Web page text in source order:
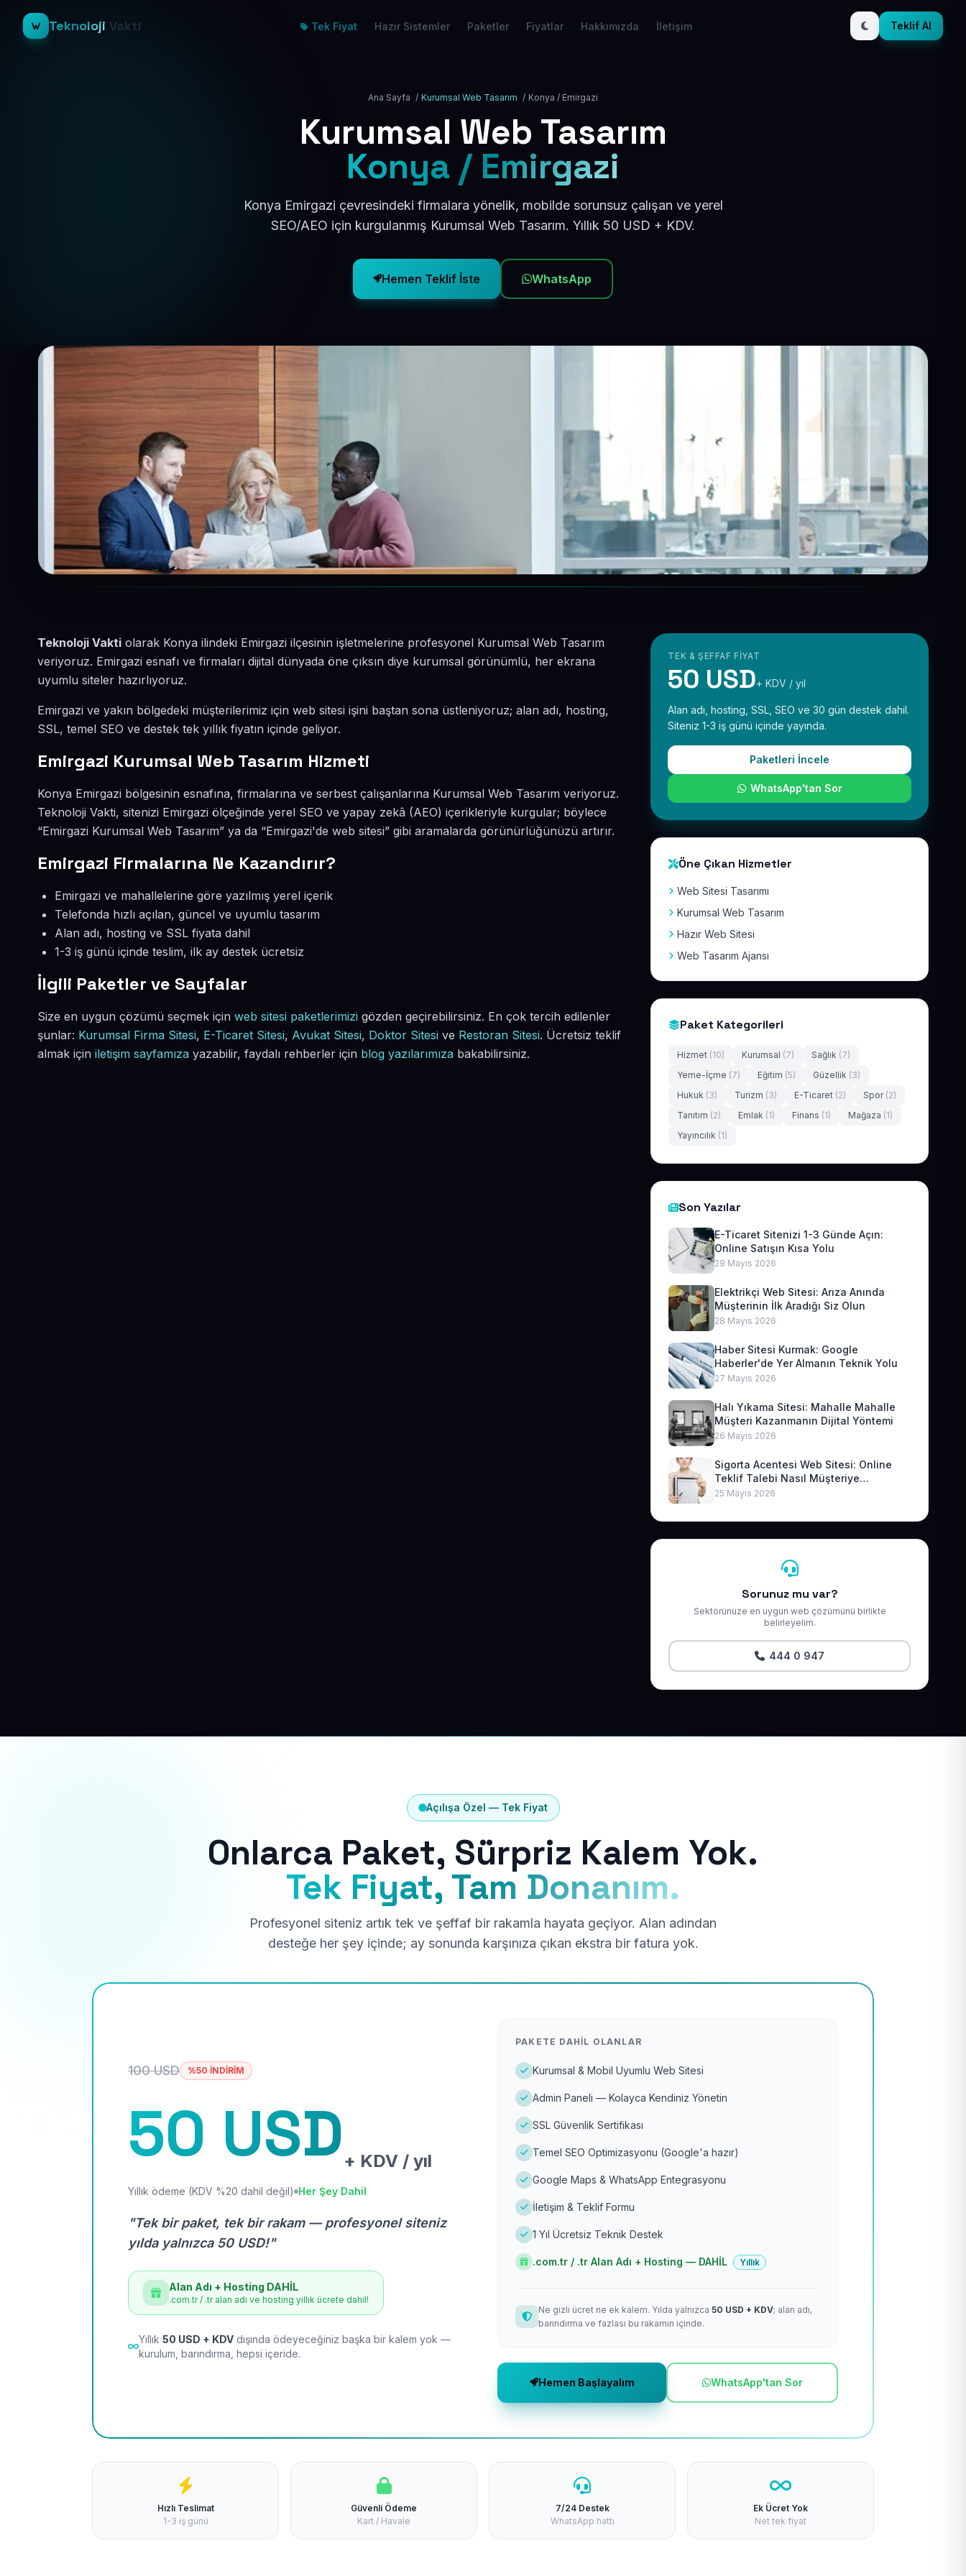
Teknoloji Vakti Tek Fiyat Hazır Sistemler Paketler Fiyatlar Hakkımızda İletişim Teklif Al
Ana Sayfa / Kurumsal Web Tasarım / Konya / Emirgazi
Kurumsal Web Tasarım
Konya / Emirgazi
Konya Emirgazi çevresindeki firmalara yönelik, mobilde sorunsuz çalışan ve yerel
SEO/AEO için kurgulanmış Kurumsal Web Tasarım. Yıllık 50 USD + KDV.
Hemen Teklif İste WhatsApp
Teknoloji Vakti olarak Konya ilindeki Emirgazi ilçesinin işletmelerine profesyonel Kurumsal Web Tasarım
veriyoruz. Emirgazi esnafı ve firmaları dijital dünyada öne çıksın diye kurumsal görünümlü, her ekrana
uyumlu siteler hazırlıyoruz.
Emirgazi ve yakın bölgedeki müşterilerimiz için web sitesi işini baştan sona üstleniyoruz; alan adı, hosting,
SSL, temel SEO ve destek tek yıllık fiyatın içinde geliyor.
Emirgazi Kurumsal Web Tasarım Hizmeti
Konya Emirgazi bölgesinin esnafına, firmalarına ve serbest çalışanlarına Kurumsal Web Tasarım veriyoruz.
Teknoloji Vakti, sitenizi Emirgazi ölçeğinde yerel SEO ve yapay zekâ (AEO) içerikleriyle kurgular; böylece
“Emirgazi Kurumsal Web Tasarım” ya da “Emirgazi'de web sitesi” gibi aramalarda görünürlüğünüzü artırır.
Emirgazi Firmalarına Ne Kazandırır?
Emirgazi ve mahallelerine göre yazılmış yerel içerik
Telefonda hızlı açılan, güncel ve uyumlu tasarım
Alan adı, hosting ve SSL fiyata dahil
1-3 iş günü içinde teslim, ilk ay destek ücretsiz
İlgili Paketler ve Sayfalar
Size en uygun çözümü seçmek için web sitesi paketlerimizi gözden geçirebilirsiniz. En çok tercih edilenler
şunlar: Kurumsal Firma Sitesi, E-Ticaret Sitesi, Avukat Sitesi, Doktor Sitesi ve Restoran Sitesi. Ücretsiz teklif
almak için iletişim sayfamıza yazabilir, faydalı rehberler için blog yazılarımıza bakabilirsiniz.
TEK & ŞEFFAF FIYAT
50 USD+ KDV / yıl
Alan adı, hosting, SSL, SEO ve 30 gün destek dahil.
Siteniz 1-3 iş günü içinde yayında.
Paketleri İncele
WhatsApp'tan Sor
Öne Çıkan Hizmetler
Web Sitesi Tasarımı
Kurumsal Web Tasarım
Hazır Web Sitesi
Web Tasarım Ajansı
Paket Kategorileri
Hizmet (10) Kurumsal (7) Sağlık (7)
Yeme-İçme (7) Eğitim (5) Güzellik (3)
Hukuk (3) Turizm (3) E-Ticaret (2) Spor (2)
Tanıtım (2) Emlak (1) Finans (1) Mağaza (1)
Yayıncılık (1)
Son Yazılar
E-Ticaret Sitenizi 1-3 Günde Açın:
Online Satışın Kısa Yolu
29 Mayıs 2026
Elektrikçi Web Sitesi: Arıza Anında
Müşterinin İlk Aradığı Siz Olun
28 Mayıs 2026
Haber Sitesi Kurmak: Google
Haberler'de Yer Almanın Teknik Yolu
27 Mayıs 2026
Halı Yıkama Sitesi: Mahalle Mahalle
Müşteri Kazanmanın Dijital Yöntemi
26 Mayıs 2026
Sigorta Acentesi Web Sitesi: Online
Teklif Talebi Nasıl Müşteriye
Dönüşür?
25 Mayıs 2026
Sorunuz mu var?
Sektörünüze en uygun web çözümünü birlikte
belirleyelim.
444 0 947
Açılışa Özel — Tek Fiyat
Onlarca Paket, Sürpriz Kalem Yok.
Tek Fiyat, Tam Donanım.
Profesyonel siteniz artık tek ve şeffaf bir rakamla hayata geçiyor. Alan adından
desteğe her şey içinde; ay sonunda karşınıza çıkan ekstra bir fatura yok.
100 USD %50 İNDİRİM
50 USD+ KDV / yıl
Yıllık ödeme (KDV %20 dahil değil) Her Şey Dahil
"Tek bir paket, tek bir rakam — profesyonel siteniz
yılda yalnızca 50 USD!"
Alan Adı + Hosting DAHİL
.com.tr / .tr alan adı ve hosting yıllık ücrete dahil!
Yıllık 50 USD + KDV dışında ödeyeceğiniz başka bir kalem yok —
kurulum, barındırma, hepsi içeride.
PAKETE DAHIL OLANLAR
Kurumsal & Mobil Uyumlu Web Sitesi
Admin Paneli — Kolayca Kendiniz Yönetin
SSL Güvenlik Sertifikası
Temel SEO Optimizasyonu (Google'a hazır)
Google Maps & WhatsApp Entegrasyonu
İletişim & Teklif Formu
1 Yıl Ücretsiz Teknik Destek
.com.tr / .tr Alan Adı + Hosting — DAHİL Yıllık
Ne gizli ücret ne ek kalem. Yılda yalnızca 50 USD + KDV; alan adı,
barındırma ve fazlası bu rakamın içinde.
Hemen Başlayalım WhatsApp'tan Sor
Hızlı Teslimat
1-3 iş günü
Güvenli Ödeme
Kart / Havale
7/24 Destek
WhatsApp hattı
Ek Ücret Yok
Net tek fiyat